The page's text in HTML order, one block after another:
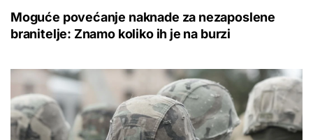
Moguće povećanje naknade za nezaposlene
branitelje: Znamo koliko ih je na burzi